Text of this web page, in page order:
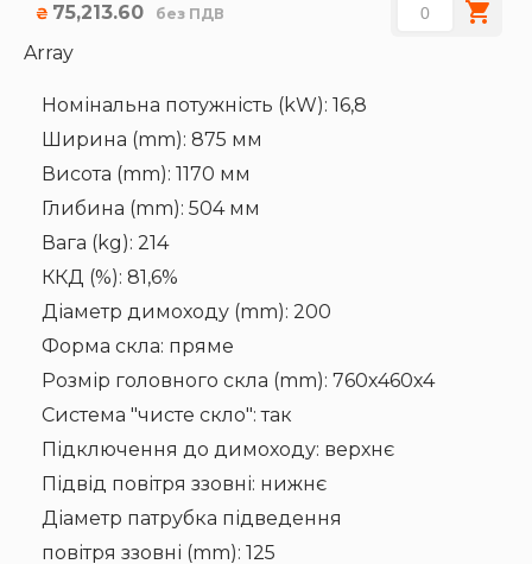
₴ 75,213.60 без ПДВ
Array
Номінальна потужність (kW): 16,8
Ширина (mm): 875 мм
Висота (mm): 1170 мм
Глибина (mm): 504 мм
Вага (kg): 214
ККД (%): 81,6%
Діаметр димоходу (mm): 200
Форма скла: пряме
Розмір головного скла (mm): 760х460х4
Система "чисте скло": так
Підключення до димоходу: верхнє
Підвід повітря ззовні: нижнє
Діаметр патрубка підведення
повітря ззовні (mm): 125